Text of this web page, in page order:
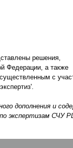
решения,
Федерации, а также
с
дополнения и
экспертизам СЧУ